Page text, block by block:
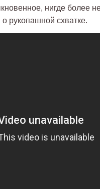
нигде более
рукопашной схватке.